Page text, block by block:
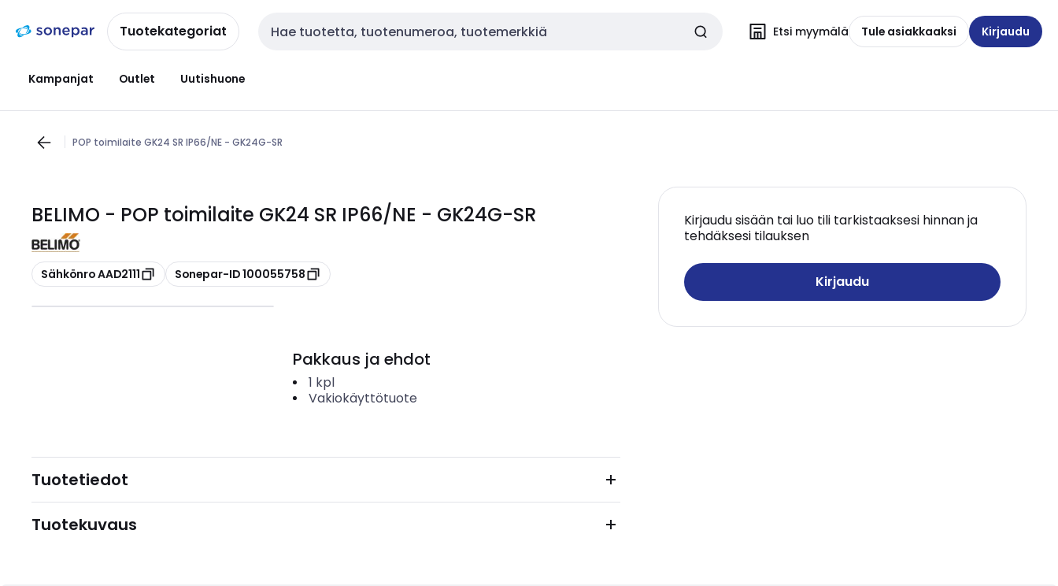
navigointiinsisältöönTuotekategoriat Haku Etsi myymälä Tule asiakkaaksi Kirjaudu
Kampanjat Outlet Uutishuone
POP toimilaite GK24 SR IP66/NE - GK24G-SR
BELIMO - POP toimilaite GK24 SR IP66/NE - GK24G-SR
Kopioi
Sähkönro AAD2111 Kopioi
Sonepar-ID 100055758
Kirjaudu sisään tai luo tili tarkistaaksesi hinnan ja
tehdäksesi tilauksen
Kirjaudu
Pakkaus ja ehdot
1 kpl
Vakiokäyttötuote
Tuotetiedot
Tuotekuvaus